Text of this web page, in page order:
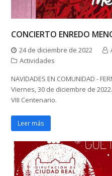
CONCIERTO ENREDO
24 de diciembre de 2022
Actividades
NAVIDADES EN COMUNIDAD -
Viernes, 30 de diciembre de
VIII Centenario.
Leer más